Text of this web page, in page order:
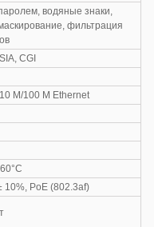
водяные знаки,
фильтрация
CGI
M/100 M Ethernet
10%, PoE (802.3af)